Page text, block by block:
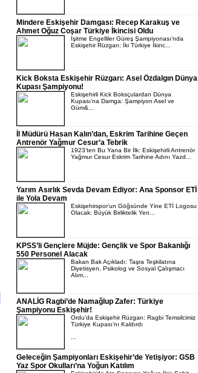
Mindere Eskişehir Damgası: Recep Karakuş ve
Ahmet Oğuz Coşar Türkiye İkincisi Oldu
İşitme Engelliler Güreş Şampiyonası’nda
Eskişehir Rüzgarı: İki Türkiye İkinc...
Kick Boksta Eskişehir Rüzgarı: Asel Özdalgın Dünya
Kupası Şampiyonu!
Eskişehirli Kick Boksçulardan Dünya
Kupası’na Damga: Şampiyon Asel ve
Güm&...
İl Müdürü Hasan Kalın’dan, Eskrim Tarihine Geçen
Antrenör Yağmur Cesur’a Tebrik
1923’ten Bu Yana Bir İlk: Eskişehirli Antrenör
Yağmur Cesur Eskrim Tarihine Adını Yazd...
Yarım Asırlık Sevda Devam Ediyor: Ana Sponsor ETİ
ile Yola Devam
Eskişehirspor’un Göğsünde Yine ETİ Logosu
Olacak: Büyük Birliktelik Yen...
KPSS’li Gençlere Müjde: Gençlik ve Spor Bakanlığı
550 Personel Alacak
Bakan Bak Açıkladı: Taşra Teşkilatına
Diyetisyen, Psikolog ve Sosyal Çalışmacı
Alım...
ANALİG Ragbi’de Namağlup Zafer: Türkiye
Şampiyonu Eskişehir!
Ordu’da Eskişehir Rüzgarı: Ragbi Temsilcimiz
Türkiye Kupası’nı Kaldırdı
Geleceğin Şampiyonları Eskişehir’de Yetişiyor: GSB
Yaz Spor Okulları’na Yoğun Katılım